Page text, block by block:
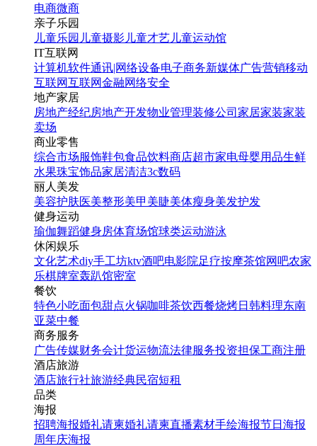
电商微商
亲子乐园
儿童乐园 儿童摄影 儿童才艺 儿童运动馆
IT互联网
计算机软件通讯|网络设备电子商务新媒体广告营销移动
互联网互联网金融网络安全
地产家居
房地产经纪房地产开发物业管理装修公司 家居家装家装
卖场
商业零售
综合市场服饰鞋包食品饮料商店超市家电母婴用品生鲜
水果珠宝饰品家居清洁3c数码
丽人美发
美容护肤医美整形美甲美睫美体瘦身美发护发
健身运动
瑜伽舞蹈健身房体育场馆球类运动游泳
休闲娱乐
文化艺术diy手工坊ktv酒吧电影院足疗按摩茶馆网吧农家
乐棋牌室轰趴馆密室
餐饮
特色小吃面包甜点火锅咖啡茶饮西餐烧烤日韩料理东南
亚菜中餐
商务服务
广告传媒财务会计货运物流法律服务投资担保工商注册
酒店旅游
酒店旅行社旅游经典民宿短租
品类
海报
招聘海报婚礼请柬婚礼请柬直播素材手绘海报节日海报
周年庆海报